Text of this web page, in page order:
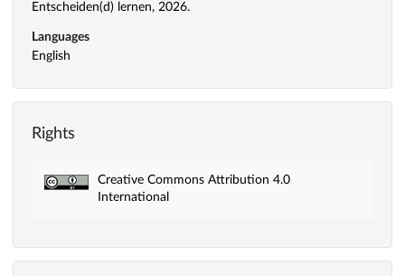
Entscheiden(d) lernen, 2026.
Languages
English
Rights
Creative Commons Attribution 4.0
International